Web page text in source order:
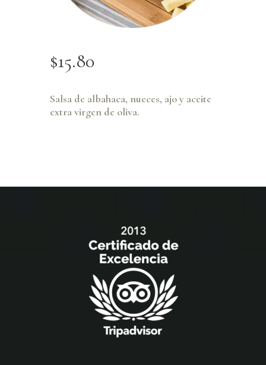
$15.80
Salsa de albahaca, nueces, ajo y aceite
extra virgen de oliva.